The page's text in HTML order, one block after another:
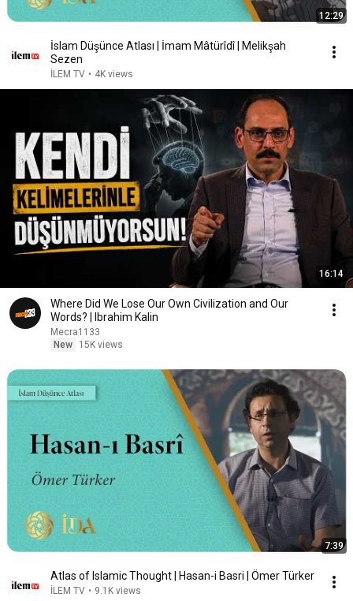
12:29
İslam Düşünce Atlası | İmam Mâtürîdî | Melikşah
Sezen
İLEM TV • 4K views
16:14
Where Did We Lose Our Own Civilization and Our
Words? | Ibrahim Kalin
Mecra1133
New
15K views
7:39
Atlas of Islamic Thought | Hasan-i Basri | Ömer Türker
İLEM TV • 9.1K views